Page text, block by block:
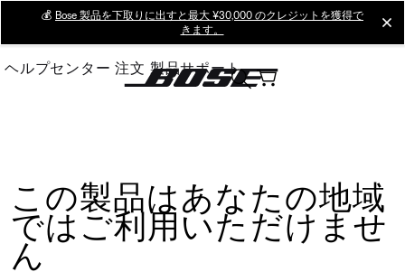
Main
💰 Bose 製品を下取りに出すと最大 ¥30,000 のクレジットを獲得で
きます。
ヘルプセンター 注文 製品サポート
この製品はあなたの地域
ではご利用いただけませ
ん